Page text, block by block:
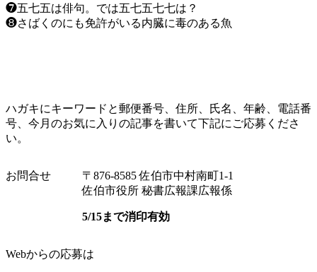
❼五七五は俳句。では五七五七七は？
❽さばくのにも免許がいる内臓に毒のある魚
ハガキにキーワードと郵便番号、住所、氏名、年齢、電話番
号、今月のお気に入りの記事を書いて下記にご応募くださ
い。
お問合せ
〒876-8585 佐伯市中村南町1-1
佐伯市役所 秘書広報課広報係
5/15まで消印有効
Webからの応募は